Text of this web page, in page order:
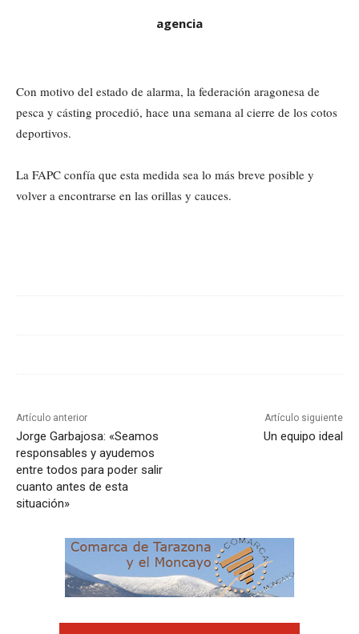
agencia
Con motivo del estado de alarma, la federación aragonesa de
pesca y cásting procedió, hace una semana al cierre de los cotos
deportivos.
La FAPC confía que esta medida sea lo más breve posible y
volver a encontrarse en las orillas y cauces.
Artículo anterior
Jorge Garbajosa: «Seamos
responsables y ayudemos
entre todos para poder salir
cuanto antes de esta
situación»
Artículo siguiente
Un equipo ideal